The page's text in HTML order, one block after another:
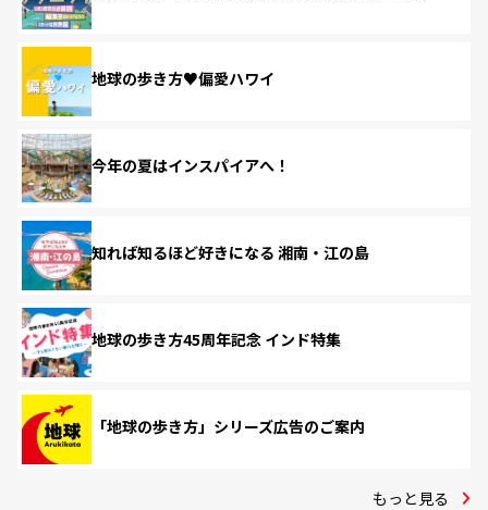
地球の歩き方♥偏愛ハワイ
今年の夏はインスパイアへ！
知れば知るほど好きになる 湘南・江の島
地球の歩き方45周年記念 インド特集
「地球の歩き方」シリーズ広告のご案内
もっと見る